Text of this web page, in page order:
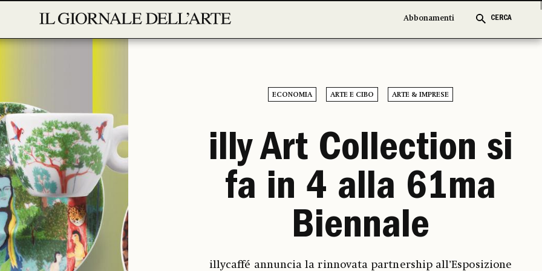
Abbonamenti CERCA
Abbonamenti CERCA
ECONOMIA ARTE E CIBO ARTE & IMPRESE
illy Art Collection si
fa in 4 alla 61ma
Biennale
illycaffé annuncia la rinnovata partnership all’Esposizione